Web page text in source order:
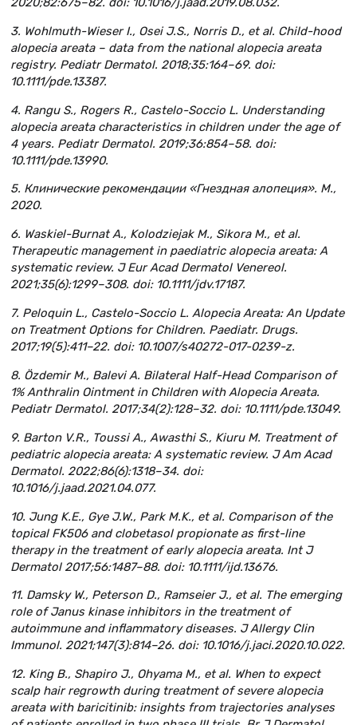
3. Wohlmuth-Wieser I., Osei J.S., Norris D., et al. Child-hood
alopecia areata – data from the national alopecia areata
registry. Pediatr Dermatol. 2018;35:164–69. doi:
10.1111/pde.13387.
4. Rangu S., Rogers R., Castelo-Soccio L. Understanding
alopecia areata characteristics in children under the age of
4 years. Pediatr Dermatol. 2019;36:854–58. doi:
10.1111/pde.13990.
5. Клинические рекомендации «Гнездная алопеция». М.,
2020.
6. Waskiel-Burnat A., Kolodziejak M., Sikora M., et al.
Therapeutic management in paediatric alopecia areata: A
systematic review. J Eur Acad Dermatol Venereol.
2021;35(6):1299–308. doi: 10.1111/jdv.17187.
7. Peloquin L., Castelo-Soccio L. Alopecia Areata: An Update
on Treatment Options for Children. Paediatr. Drugs.
2017;19(5):411–22. doi: 10.1007/s40272-017-0239-z.
8. Özdemir M., Balevi A. Bilateral Half-Head Comparison of
1% Anthralin Ointment in Children with Alopecia Areata.
Pediatr Dermatol. 2017;34(2):128–32. doi: 10.1111/pde.13049.
9. Barton V.R., Toussi A., Awasthi S., Kiuru M. Treatment of
pediatric alopecia areata: A systematic review. J Am Acad
Dermatol. 2022;86(6):1318–34. doi:
10.1016/j.jaad.2021.04.077.
10. Jung K.E., Gye J.W., Park M.K., et al. Comparison of the
topical FK506 and clobetasol propionate as first-line
therapy in the treatment of early alopecia areata. Int J
Dermatol 2017;56:1487–88. doi: 10.1111/ijd.13676.
11. Damsky W., Peterson D., Ramseier J., et al. The emerging
role of Janus kinase inhibitors in the treatment of
autoimmune and inflammatory diseases. J Allergy Clin
Immunol. 2021;147(3):814–26. doi: 10.1016/j.jaci.2020.10.022.
12. King B., Shapiro J., Ohyama M., et al. When to expect
scalp hair regrowth during treatment of severe alopecia
areata with baricitinib: insights from trajectories analyses